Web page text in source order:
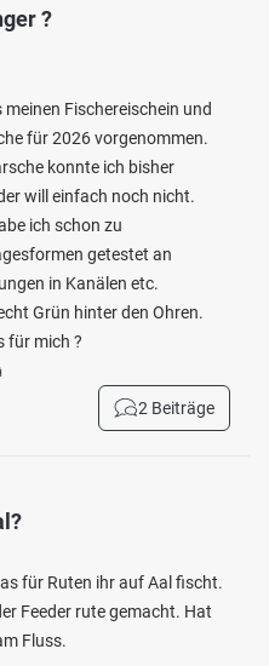
?
Fischereischein und
für 2026 vorgenommen.
konnte ich bisher
will einfach noch nicht.
ich schon zu
getestet an
in Kanälen etc.
Grün hinter den Ohren.
für mich ?
2 Beiträge
für Ruten ihr auf Aal fischt.
Feeder rute gemacht. Hat
Fluss.